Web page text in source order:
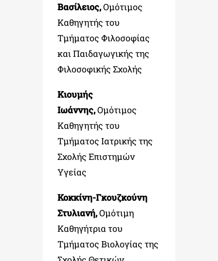
Βασίλειος,Ομότιμος
Καθηγητής του
Τμήματος Φιλοσοφίας
και Παιδαγωγικής της
Φιλοσοφικής Σχολής
Κιουμής
Ιωάννης,Ομότιμος
Καθηγητής του
Τμήματος Ιατρικής της
Σχολής Επιστημών
Υγείας
Κοκκίνη-Γκουζκούνη
Στυλιανή,Ομότιμη
Καθηγήτρια του
Τμήματος Βιολογίας της